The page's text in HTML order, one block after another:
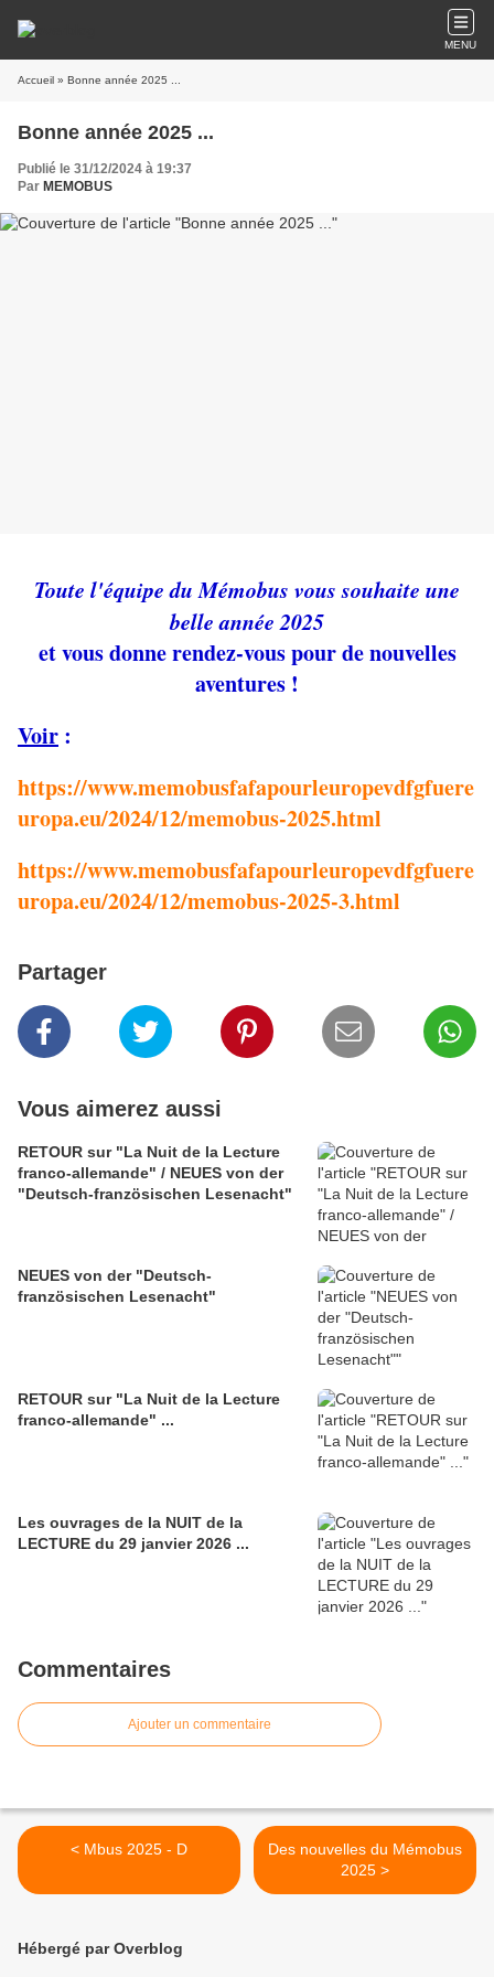
MENU
Accueil » Bonne année 2025 ...
Bonne année 2025 ...
Publié le 31/12/2024 à 19:37
Par MEMOBUS
Toute l'équipe du Mémobus vous souhaite une
belle année 2025
et vous donne rendez-vous pour de nouvelles
aventures !
Voir :
https://www.memobusfafapourleuropevdfgfuere
uropa.eu/2024/12/memobus-2025.html
https://www.memobusfafapourleuropevdfgfuere
uropa.eu/2024/12/memobus-2025-3.html
Partager
Vous aimerez aussi
RETOUR sur "La Nuit de la Lecture
franco-allemande" / NEUES von der
"Deutsch-französischen Lesenacht"
NEUES von der "Deutsch-
französischen Lesenacht"
RETOUR sur "La Nuit de la Lecture
franco-allemande" ...
Les ouvrages de la NUIT de la
LECTURE du 29 janvier 2026 ...
Commentaires
Ajouter un commentaire
< Mbus 2025 - D
Des nouvelles du Mémobus
2025 >
Hébergé par Overblog